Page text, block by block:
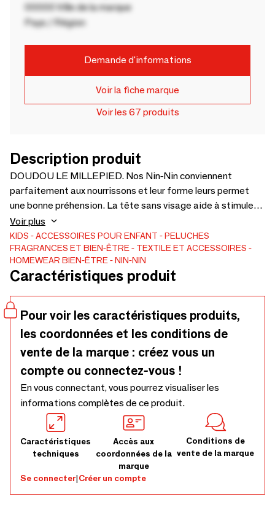
00000 Ville de la marque
Pays / Région
Demande d'informations
Voir la fiche marque
Voir les 67 produits
Description produit
DOUDOU LE MILLEPIED. Nos Nin-Nin conviennent
parfaitement aux nourrissons et leur forme leurs permet
une bonne préhension. La tête sans visage aide à stimuler
l'imagination de l'enfant. Les noeuds viendront soulager
bébé lors des poussées dentaires et l'étiquette fluo agit
comme un stimulus visuel qui va aider le nourrisson à
reconnaître son doudou au tout début. Ils sont bi-matière
pour stimuler le sens du toucher. Notre Nin-Nin est testé en
laboratoire et a la norme CE. Tous nos Nin-Nin sont
fabriqués dans notre atelier au Creusot en Bourgogne.
Peluche multiusage.
Voir plus
KIDS ACCESSOIRES POUR ENFANT
PELUCHES
FRAGRANCES ET BIEN-ÊTRE
TEXTILE ET ACCESSOIRES
HOMEWEAR BIEN-ÊTRE
NIN-NIN
Caractéristiques produit
Pour voir les caractéristiques produits,
les coordonnées et les conditions de
vente de la marque : créez vous un
compte ou connectez-vous !
En vous connectant, vous pourrez visualiser les
informations complètes de ce produit.
Caractéristiques
techniques
Accès aux
coordonnées de la
marque
Conditions de
vente de la marque
Se connecter|Créer un compte